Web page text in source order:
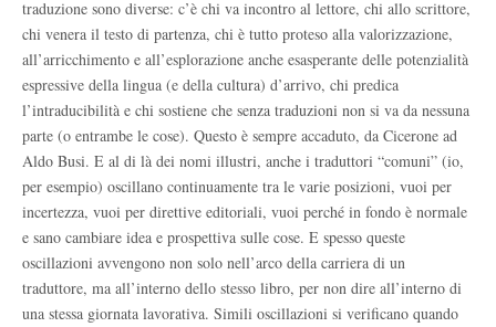
traduzione sono diverse: c’è chi va incontro al lettore, chi allo scrittore,
chi venera il testo di partenza, chi è tutto proteso alla valorizzazione,
all’arricchimento e all’esplorazione anche esasperante delle potenzialità
espressive della lingua (e della cultura) d’arrivo, chi predica
l’intraducibilità e chi sostiene che senza traduzioni non si va da nessuna
parte (o entrambe le cose). Questo è sempre accaduto, da Cicerone ad
Aldo Busi. E al di là dei nomi illustri, anche i traduttori “comuni” (io,
per esempio) oscillano continuamente tra le varie posizioni, vuoi per
incertezza, vuoi per direttive editoriali, vuoi perché in fondo è normale
e sano cambiare idea e prospettiva sulle cose. E spesso queste
oscillazioni avvengono non solo nell’arco della carriera di un
traduttore, ma all’interno dello stesso libro, per non dire all’interno di
una stessa giornata lavorativa. Simili oscillazioni si verificano quando